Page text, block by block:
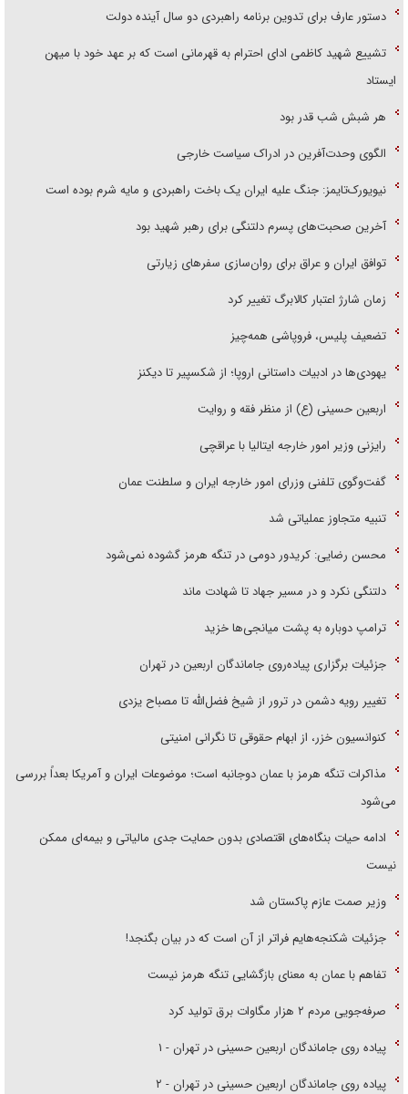
دستور عارف برای تدوین برنامه راهبردی دو سال آینده دولت
تشییع شهید کاظمی ادای احترام به قهرمانی است که بر عهد خود با میهن
ایستاد
هر شبش شب قدر بود
الگوی وحدت‌آفرین در ادراک سیاست خارجی
نیویورک‌تایمز: جنگ علیه ایران یک باخت راهبردی و مایه شرم بوده است
آخرین صحبت‌های پسرم دلتنگی برای رهبر شهید بود
توافق ایران و عراق برای روان‌سازی سفر‌های زیارتی
زمان شارژ اعتبار کالابرگ تغییر کرد
تضعیف پلیس، فروپاشی همه‌چیز
یهودی‌ها در ادبیات داستانی اروپا؛ از شکسپیر تا دیکنز
اربعین حسینی (ع) از منظر فقه و روایت
رایزنی وزیر امور خارجه ایتالیا با عراقچی
گفت‌وگوی تلفنی وزرای امور خارجه ایران و سلطنت عمان
تنبیه متجاوز عملیاتی شد
محسن رضایی: کریدور دومی در تنگه هرمز گشوده نمی‌شود
دلتنگی نکرد و در مسیر جهاد تا شهادت ماند
ترامپ دوباره به پشت میانجی‌ها خزید
جزئیات برگزاری پیاده‌روی جاماندگان اربعین در تهران
تغییر رویه دشمن در ترور از شیخ فضل‌الله تا مصباح یزدی
کنوانسیون خزر، از ابهام حقوقی تا نگرانی امنیتی
مذاکرات تنگه هرمز با عمان دوجانبه است؛ موضوعات ایران و آمریکا بعداً بررسی
می‌شود
ادامه حیات بنگاه‌های اقتصادی بدون حمایت جدی مالیاتی و بیمه‌ای ممکن
نیست
وزیر صمت عازم پاکستان شد
جزئیات شکنجه‌هایم فراتر از آن است که در بیان بگنجد!
تفاهم با عمان به معنای بازگشایی تنگه هرمز نیست
صرفه‌جویی مردم ۲ هزار مگاوات برق تولید کرد
پیاده روی جاماندگان اربعین حسینی در تهران - ۱
پیاده روی جاماندگان اربعین حسینی در تهران - ۲